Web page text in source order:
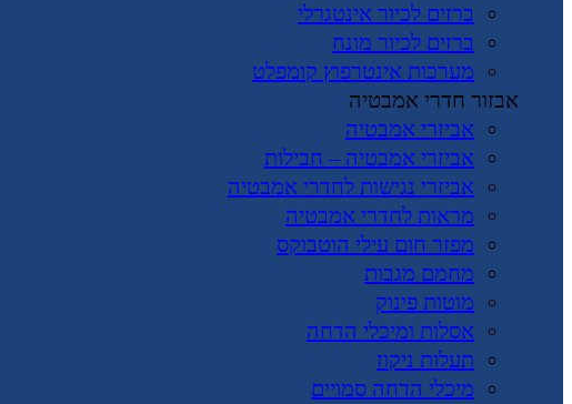
ברזים לכיור אינטגרלי
ברזים לכיור מונח
מערכות אינטרפוץ קומפלט
אבזור חדרי אמבטיה
אביזרי אמבטיה
אביזרי אמבטיה – חבילות
אביזרי נגישות לחדרי אמבטיה
מראות לחדרי אמבטיה
מפזר חום עילי הוטבוקס
מחמם מגבות
מוטות פינוק
אסלות ומיכלי הדחה
תעלות ניקוז
מיכלי הדחה סמויים